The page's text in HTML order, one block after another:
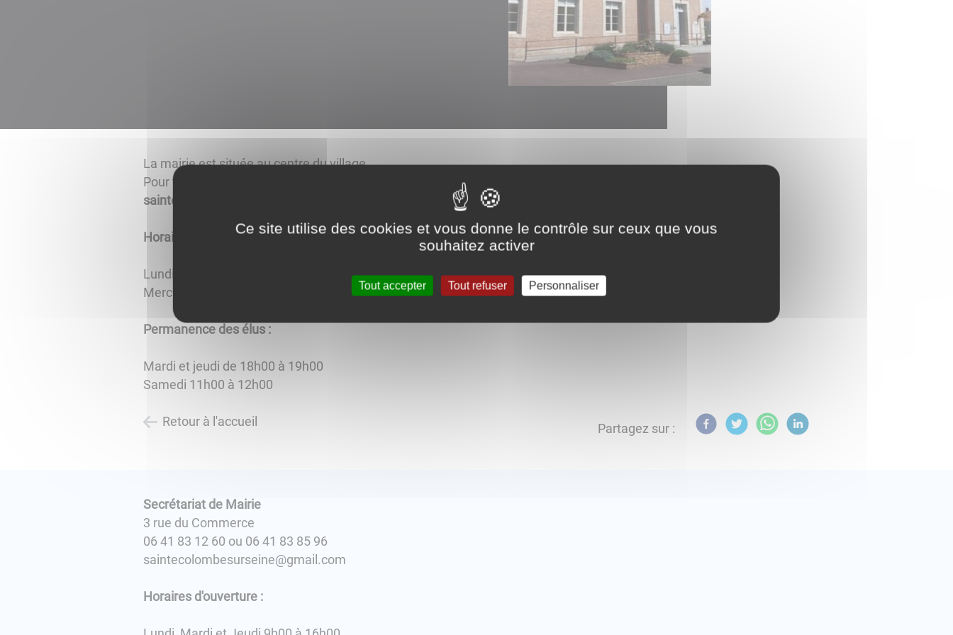
La mairie est située au centre du village.
Pour tout renseignement contactez le
ou le 06 41 83 85 96
saintecolombesurseine@gmail.com
Horaires d'ouverture :
Lundi, Mardi et Jeudi 9h00 à 16h00
Mercredi, Vendredi et Samedi 9h00 à 12h00
Permanence des élus :
Mardi et jeudi de 18h00 à 19h00
Samedi 11h00 à 12h00
Retour à l'accueil Partagez sur :
Secrétariat de Mairie
3 rue du Commerce
06 41 83 12 60 ou 06 41 83 85 96
saintecolombesurseine@gmail.com
Horaires d'ouverture :
Ce site utilise des cookies et vous donne le contrôle sur ceux que vous
souhaitez activer
Tout accepter Tout refuser Personnaliser